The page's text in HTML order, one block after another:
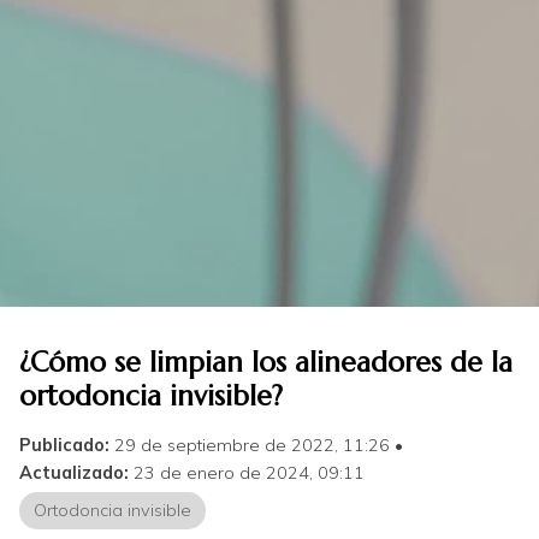
¿Cómo se limpian los alineadores de la
ortodoncia invisible?
Publicado: 29 de septiembre de 2022, 11:26
Actualizado: 23 de enero de 2024, 09:11
Ortodoncia invisible